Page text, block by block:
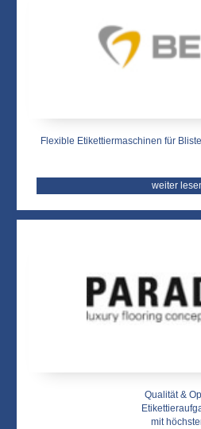
Flexible Etikettiermaschinen für
weiter
Qualität &
mit